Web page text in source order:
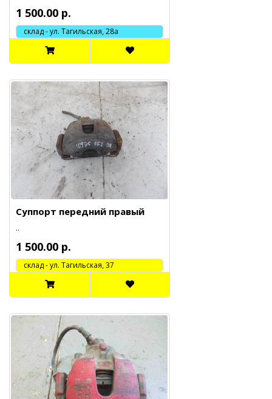
1 500.00 р.
склад - ул. Тагильская, 28а
Суппорт передний правый
..
1 500.00 р.
cклад - ул. Тагильская, 37